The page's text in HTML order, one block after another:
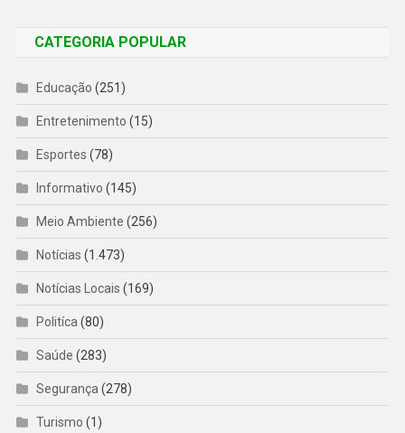
CATEGORIA POPULAR
Educação (251)
Entretenimento (15)
Esportes (78)
Informativo (145)
Meio Ambiente (256)
Notícias (1.473)
Notícias Locais (169)
Politíca (80)
Saúde (283)
Segurança (278)
Turismo (1)